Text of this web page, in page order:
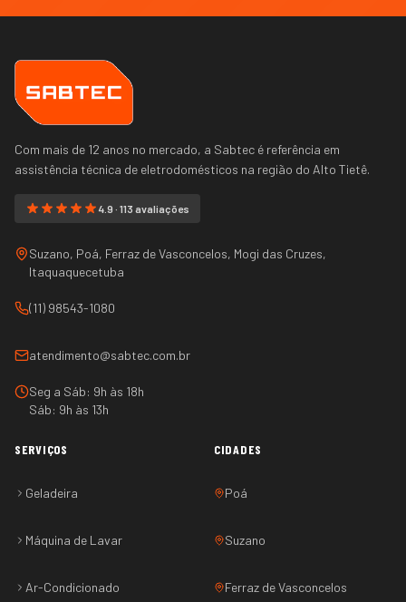
Com mais de 12 anos no mercado, a Sabtec é referência em
assistência técnica de eletrodomésticos na região do Alto Tietê.
4.9 · 113 avaliações
Suzano, Poá, Ferraz de Vasconcelos, Mogi das Cruzes,
Itaquaquecetuba
(11) 98543-1080
atendimento@sabtec.com.br
Seg a Sáb: 9h às 18h
Sáb: 9h às 13h
SERVIÇOS
Geladeira
Máquina de Lavar
Ar-Condicionado
CIDADES
Poá
Suzano
Ferraz de Vasconcelos